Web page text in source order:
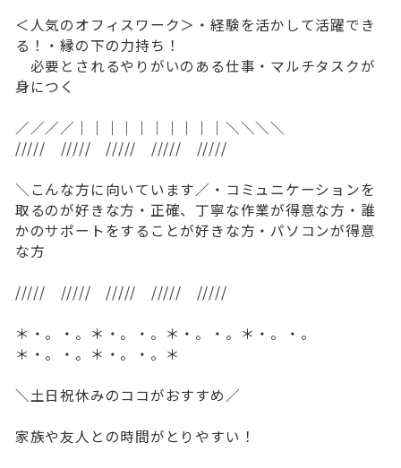
＜人気のオフィスワーク＞・経験を活かして活躍でき
る！・縁の下の力持ち！
必要とされるやりがいのある仕事・マルチタスクが
身につく
／／／／｜｜｜｜｜｜｜｜｜｜＼＼＼＼
///// ///// ///// ///// /////
＼こんな方に向いています／・コミュニケーションを
取るのが好きな方・正確、丁寧な作業が得意な方・誰
かのサポートをすることが好きな方・パソコンが得意
な方
///// ///// ///// ///// /////
＊・。・。＊・。・。＊・。・。＊・。・。
＊・。・。＊・。・。＊
＼土日祝休みのココがおすすめ／
家族や友人との時間がとりやすい！